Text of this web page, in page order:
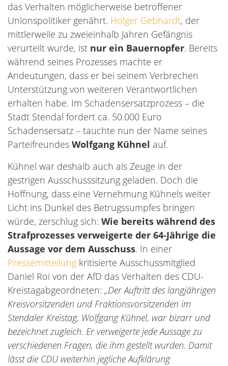
das Verhalten möglicherweise betroffener
Unionspolitiker genährt. Holger Gebhardt, der
mittlerweile zu zweieinhalb Jahren Gefängnis
verurteilt wurde, ist nur ein Bauernopfer. Bereits
während seines Prozesses machte er
Andeutungen, dass er bei seinem Verbrechen
Unterstützung von weiteren Verantwortlichen
erhalten habe. Im Schadensersatzprozess – die
Stadt Stendal fordert ca. 50.000 Euro
Schadensersatz – tauchte nun der Name seines
Parteifreundes Wolfgang Kühnel auf.
Kühnel war deshalb auch als Zeuge in der
gestrigen Ausschusssitzung geladen. Doch die
Hoffnung, dass eine Vernehmung Kühnels weiter
Licht ins Dunkel des Betrugssumpfes bringen
würde, zerschlug sich: Wie bereits während des
Strafprozesses verweigerte der 64-Jährige die
Aussage vor dem Ausschuss. In einer
Pressemitteilung kritisierte Ausschussmitglied
Daniel Roi von der AfD das Verhalten des CDU-
Kreistagabgeordneten: „Der Auftritt des langjährigen
Kreisvorsitzenden und Fraktionsvorsitzenden im
Stendaler Kreistag, Wolfgang Kühnel, war bizarr und
bezeichnet zugleich. Er verweigerte jede Aussage zu
verschiedenen Fragen, die ihm gestellt wurden. Damit
lässt die CDU weiterhin jegliche Aufklärung